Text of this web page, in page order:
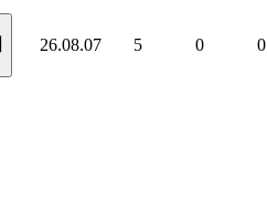
26.08.07 5 0 0